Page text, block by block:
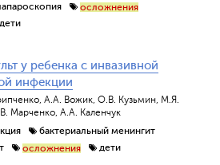
осложнения
дети
у ребенка с инвазивной
инфекции
А.А. Вожик, О.В. Кузьмин, М.Я.
Марченко, А.А. Каленчук
бактериальный менингит
осложнения дети